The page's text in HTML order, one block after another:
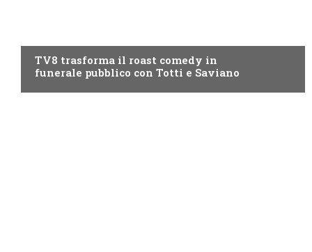
TV8 trasforma il roast comedy in
funerale pubblico con Totti e Saviano